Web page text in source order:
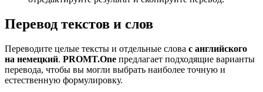
Перевод текстов и слов
Переводите целые тексты и отдельные слова с английского
на немецкий. PROMT.One предлагает подходящие варианты
перевода, чтобы вы могли выбрать наиболее точную и
естественную формулировку.